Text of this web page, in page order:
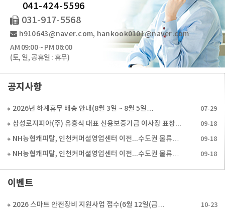
041-424-5596
031-917-5568
h910643@naver.com, hankook0101@naver.com
AM 09:00 ~ PM 06:00
(토, 일, 공휴일 : 휴무)
공지사항
2026년 하계휴무 배송 안내(8월 3일 ~ 8월 5일… 07-29
삼성로지피아(주) 유흥식 대표 신용보증기금 이사장 표창… 09-18
NH농협캐피탈, 인천커머셜영업센터 이전...수도권 물류… 09-18
NH농협캐피탈, 인천커머셜영업센터 이전...수도권 물류… 09-18
이벤트
2026 스마트 안전장비 지원사업 접수(6월 12일(금… 10-23